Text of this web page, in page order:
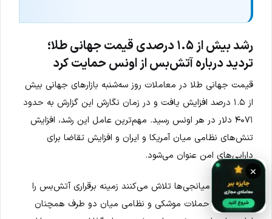
رشد بیش از ۱.۵ درصدی قیمت جهانی طلا؛
تردید درباره آتش‌بس از اونس حمایت کرد
قیمت جهانی طلا در معاملات روز سه‌شنبه بازارهای جهانی بیش
از ۱.۵ درصد افزایش یافت و در زمان نگارش این گزارش به حدود
۴۰۷۱ دلار در هر اونس رسید. مهم‌ترین عامل این رشد، افزایش
تنش‌های نظامی میان آمریکا و ایران و افزایش تقاضا برای
دارایی‌های امن عنوان می‌شود.
در حالی که میانجی‌ها تلاش می‌کنند زمینه برقراری آتش‌بس را
فراهم کنند، حملات موشکی و نظامی میان دو طرف همچنان
×